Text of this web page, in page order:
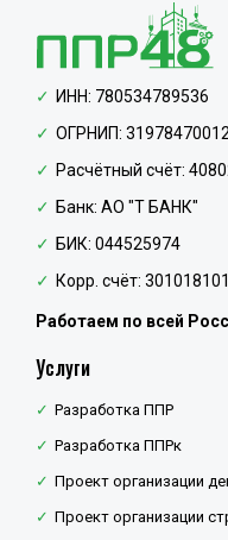
ИНН: 780534789536
ОГРНИП:
Расчётный счёт:
Банк: АО "Т БАНК"
БИК: 044525974
Корр. счёт:
Работаем по всей
Услуги
Разработка ППР
Разработка ППРк
Проект организации
Проект организации